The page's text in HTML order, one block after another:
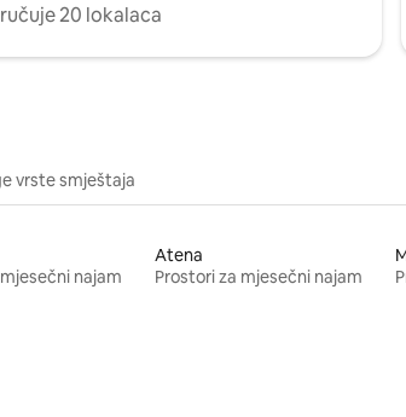
20 lokalaca
vrste smještaja
najam
Atena
Prostori za mjesečni najam